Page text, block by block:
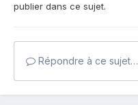
publier dans ce sujet.
Répondre à ce sujet…